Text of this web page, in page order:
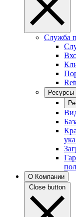
Служба
О Компании
Close button